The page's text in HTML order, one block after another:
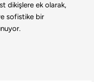
dikişlere ek olarak,
sofistike bir